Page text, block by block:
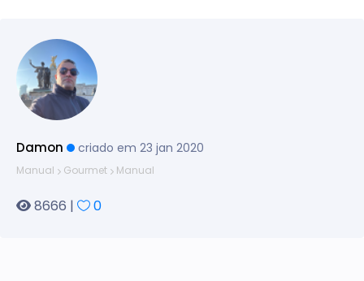
Damon criado em 23 jan 2020
Manual Gourmet Manual
8666 | 0